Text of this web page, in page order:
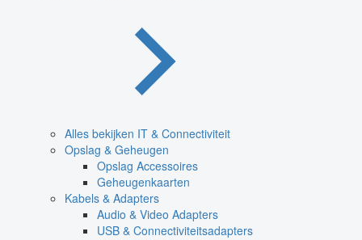
Alles bekijken IT & Connectiviteit
Opslag & Geheugen
Opslag Accessoires
Geheugenkaarten
Kabels & Adapters
Audio & Video Adapters
USB & Connectiviteitsadapters